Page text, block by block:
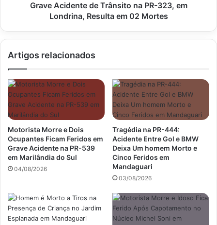
Grave Acidente de Trânsito na PR-323, em
Londrina, Resulta em 02 Mortes
Artigos relacionados
Motorista Morre e Dois
Ocupantes Ficam Feridos em
Grave Acidente na PR-539
em Marilândia do Sul
04/08/2026
Tragédia na PR-444:
Acidente Entre Gol e BMW
Deixa Um homem Morto e
Cinco Feridos em
Mandaguari
03/08/2026